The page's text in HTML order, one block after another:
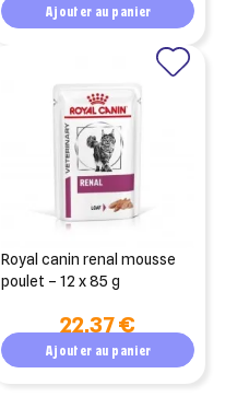
Ajouter au panier
royal canin renal mousse
poulet – 12 x 85 g
22,37 €
Ajouter au panier